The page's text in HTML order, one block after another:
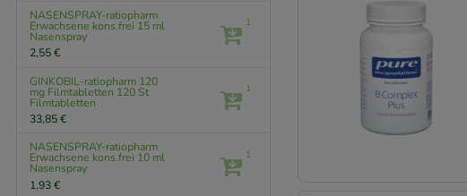
NASENSPRAY-ratiopharm
Erwachsene kons.frei 15 ml
Nasenspray
2,55 €
1
GINKOBIL-ratiopharm 120
mg Filmtabletten 120 St
Filmtabletten
33,85 €
1
NASENSPRAY-ratiopharm
Erwachsene kons.frei 10 ml
Nasenspray
1,93 €
1